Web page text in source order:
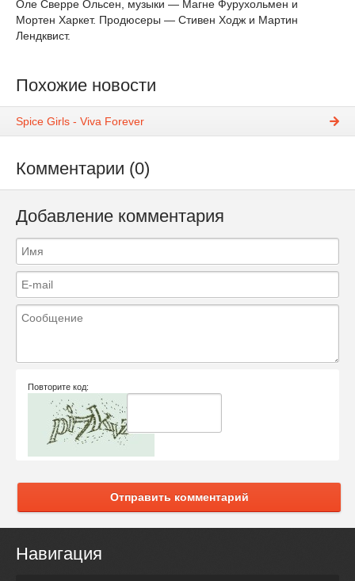
Оле Сверре Ольсен, музыки — Магне Фурухольмен и
Мортен Харкет. Продюсеры — Стивен Ходж и Мартин
Лендквист.
Похожие новости
Spice Girls - Viva Forever
Комментарии (0)
Добавление комментария
Повторите код:
Отправить комментарий
Навигация